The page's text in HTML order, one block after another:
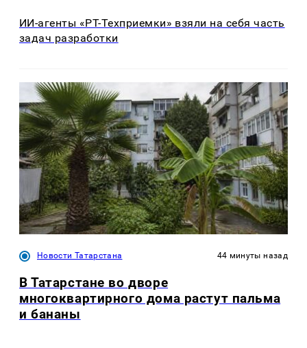
ИИ-агенты «РТ-Техприемки» взяли на себя часть
задач разработки
Новости Татарстана 44 минуты назад
В Татарстане во дворе
многоквартирного дома растут пальма
и бананы